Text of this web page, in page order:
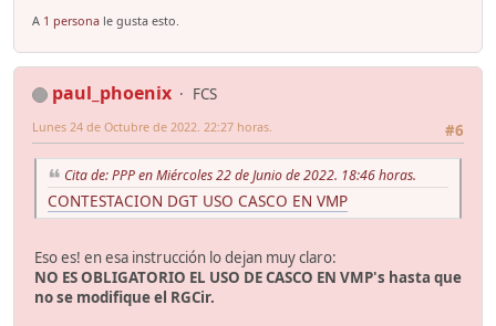
A 1 persona le gusta esto.
paul_phoenix
FCS
#6
Lunes 24 de Octubre de 2022. 22:27 horas.
Cita de: PPP en Miércoles 22 de Junio de 2022. 18:46 horas.
CONTESTACION DGT USO CASCO EN VMP
Eso es! en esa instrucción lo dejan muy claro:
NO ES OBLIGATORIO EL USO DE CASCO EN VMP's hasta que
no se modifique el RGCir.